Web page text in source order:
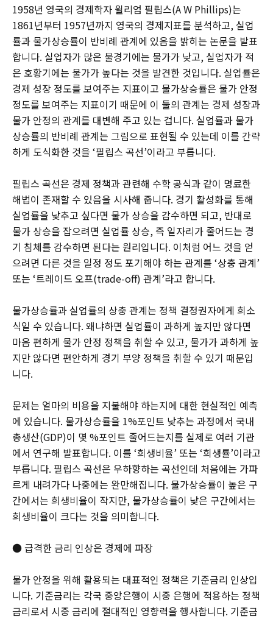
1958년 영국의 경제학자 윌리엄 필립스(A W Phillips)는
1861년부터 1957년까지 영국의 경제지표를 분석하고, 실업
률과 물가상승률이 반비례 관계에 있음을 밝히는 논문을 발표
합니다. 실업자가 많은 불경기에는 물가가 낮고, 실업자가 적
은 호황기에는 물가가 높다는 것을 발견한 것입니다. 실업률은
경제 성장 정도를 보여주는 지표이고 물가상승률은 물가 안정
정도를 보여주는 지표이기 때문에 이 둘의 관계는 경제 성장과
물가 안정의 관계를 대변해 주고 있는 겁니다. 실업률과 물가
상승률의 반비례 관계는 그림으로 표현될 수 있는데 이를 간략
하게 도식화한 것을 ‘필립스 곡선’이라고 부릅니다.
필립스 곡선은 경제 정책과 관련해 수학 공식과 같이 명료한
해법이 존재할 수 있음을 시사해 줍니다. 경기 활성화를 통해
실업률을 낮추고 싶다면 물가 상승을 감수하면 되고, 반대로
물가 상승을 잡으려면 실업률 상승, 즉 일자리가 줄어드는 경
기 침체를 감수하면 된다는 원리입니다. 이처럼 어느 것을 얻
으려면 다른 것을 일정 정도 포기해야 하는 관계를 ‘상충 관계’
또는 ‘트레이드 오프(trade-off) 관계’라고 합니다.
물가상승률과 실업률의 상충 관계는 정책 결정권자에게 희소
식일 수 있습니다. 왜냐하면 실업률이 과하게 높지만 않다면
마음 편하게 물가 안정 정책을 취할 수 있고, 물가가 과하게 높
지만 않다면 편안하게 경기 부양 정책을 취할 수 있기 때문입
니다.
문제는 얼마의 비용을 지불해야 하는지에 대한 현실적인 예측
에 있습니다. 물가상승률을 1%포인트 낮추는 과정에서 국내
총생산(GDP)이 몇 %포인트 줄어드는지를 실제로 여러 기관
에서 연구해 발표합니다. 이를 ‘희생비율’ 또는 ‘희생률’이라고
부릅니다. 필립스 곡선은 우하향하는 곡선인데 처음에는 가파
르게 내려가다 나중에는 완만해집니다. 물가상승률이 높은 구
간에서는 희생비율이 작지만, 물가상승률이 낮은 구간에서는
희생비율이 크다는 것을 의미합니다.
● 급격한 금리 인상은 경제에 파장
물가 안정을 위해 활용되는 대표적인 정책은 기준금리 인상입
니다. 기준금리는 각국 중앙은행이 시중 은행에 적용하는 정책
금리로서 시중 금리에 절대적인 영향력을 행사합니다. 기준금